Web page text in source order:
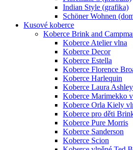
Indian Style (grafika)
Schöner Wohnen
Kusové koberce
Koberce Brink and
Koberce Atelier vlna
Koberce Decor
Koberce Estella
Koberce Florence
Koberce Harlequin
Koberce Laura Ashley
Koberce Marimekko
Koberce Orla Kiely
Koberce pro děti
Koberce Pure Morris
Koberce Sanderson
Koberce Scion